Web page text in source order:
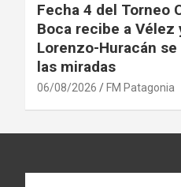
Fecha 4 del Torneo
Boca recibe a Vélez
Lorenzo-Huracán
las miradas
06/08/2026 FM Patagonia